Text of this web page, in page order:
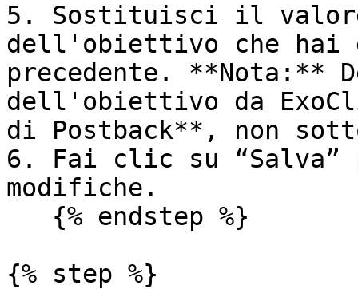
5. Sostituisci il valore
dell'obiettivo che hai
precedente. **Nota:**
dell'obiettivo da
di Postback**, non
6. Fai clic su “Salva”
modifiche.
{% step %}